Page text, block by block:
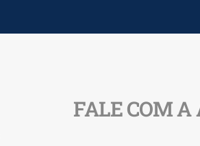
FALE COM A